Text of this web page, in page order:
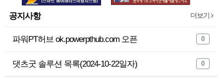
공지사항 더보기
파워PT허브 ok.powerpthub.com 오픈 0
댓츠굿 솔루션 목록(2024-10-22일자) 0